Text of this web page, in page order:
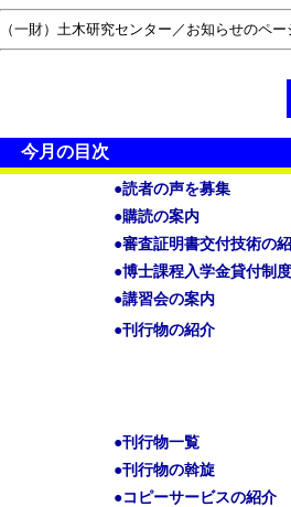
（一財）土木研究センター／お知らせのペー
今月の目次
●読者の声を募集
●購読の案内
●審査証明書交付技術の
●博士課程入学金貸付制
●講習会の案内
●刊行物の紹介
●刊行物一覧
●刊行物の斡旋
●コピーサービスの紹介